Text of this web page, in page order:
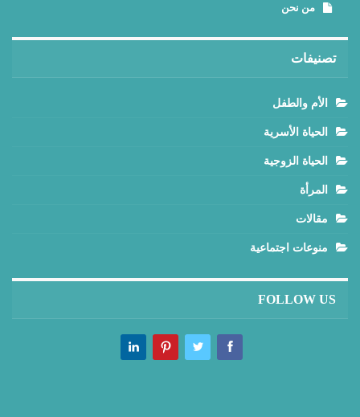
من نحن
تصنيفات
الأم والطفل
الحياة الأسرية
الحياة الزوجية
المرأة
مقالات
منوعات اجتماعية
FOLLOW US